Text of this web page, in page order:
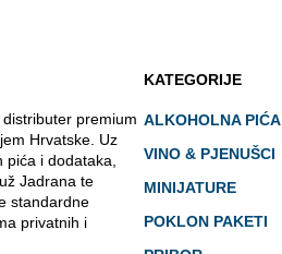
premium
Hrvatske. Uz
i dodataka,
Jadrana te
standardne
privatnih i
KATEGORIJE
ALKOHOLNA PIĆA
VINO & PJENUŠCI
MINIJATURE
POKLON PAKETI